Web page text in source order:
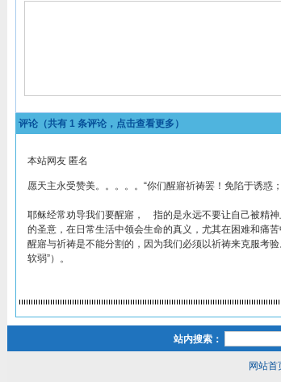
评论（共有 1 条评论，点击查看更多）
本站网友 匿名
愿天主永受赞美。。。。。“你们醒寤祈祷罢！免陷于诱惑
耶稣经常劝导我们要醒寤， 指的是永远不要让自己被精
的圣意，在日常生活中领会生命的真义，尤其在困难和痛苦
醒寤与祈祷是不能分割的，因为我们必须以祈祷来克服考
软弱”）。
站内搜索：
网站首